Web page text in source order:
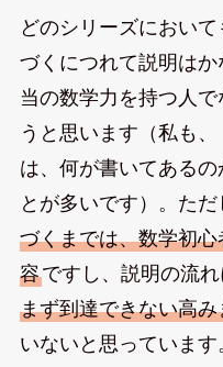
どのシリーズにおい
づくにつれて説明は
当の数学力を持つ人
うと思います（私も
は、何が書いてある
とが多いです）。ただ
づくまでは、数学初
容ですし、説明の流れ
まず到達できない高
いないと思っています